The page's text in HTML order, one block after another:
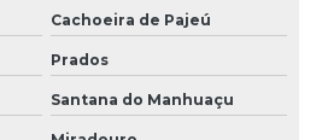
Cachoeira de Pajeú
Prados
Santana do Manhuaçu